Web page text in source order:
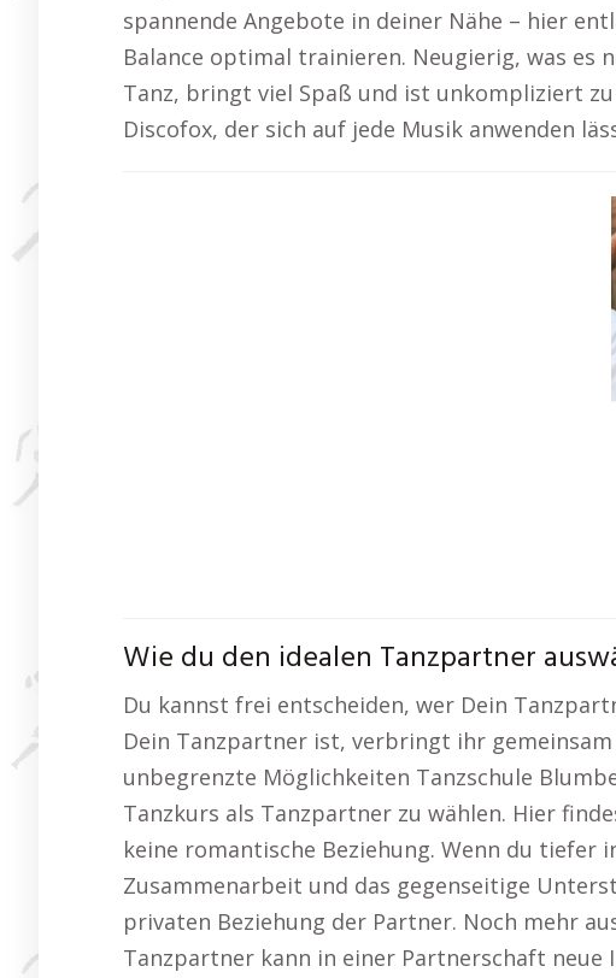
spannende Angebote in deiner Nähe – hier
Balance optimal trainieren. Neugierig, was es
Tanz, bringt viel Spaß und ist unkompliziert
Discofox, der sich auf jede Musik anwenden
Wie du den idealen Tanzpartner
Du kannst frei entscheiden, wer Dein
Dein Tanzpartner ist, verbringt ihr
unbegrenzte Möglichkeiten Tanzschule
Tanzkurs als Tanzpartner zu wählen. Hier
keine romantische Beziehung. Wenn du tiefer
Zusammenarbeit und das gegenseitige
privaten Beziehung der Partner. Noch mehr
Tanzpartner kann in einer Partnerschaft neue